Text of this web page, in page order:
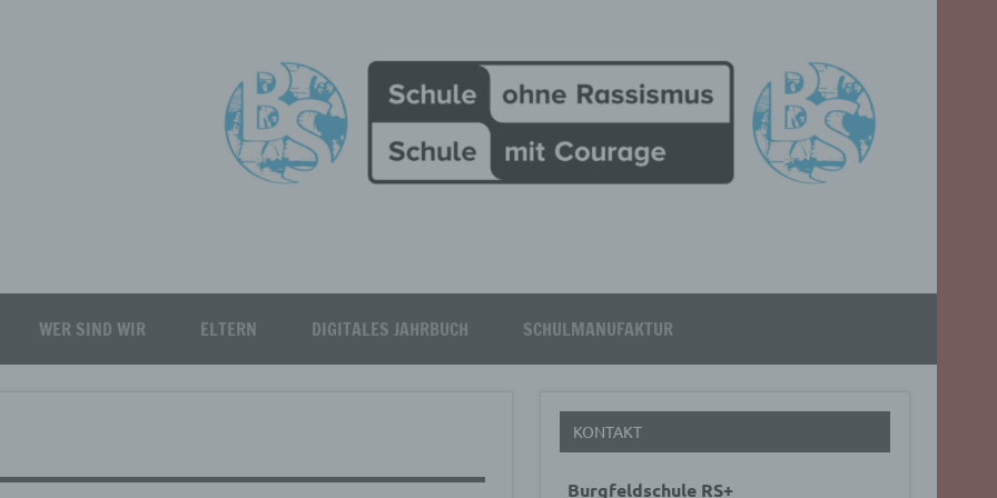
Burgfeld Realschule plus
WER SIND WIR ELTERN DIGITALES JAHRBUCH SCHULMANUFAKTUR
KONTAKT
Burgfeldschule RS+